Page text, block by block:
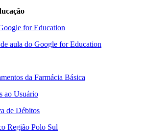
for Education
de aula do Google for Education
da Farmácia Básica
ao Usuário
de Débitos
Região Polo Sul